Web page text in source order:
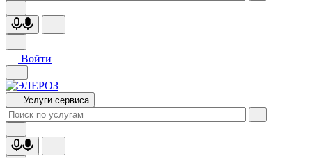
Войти
Услуги сервиса